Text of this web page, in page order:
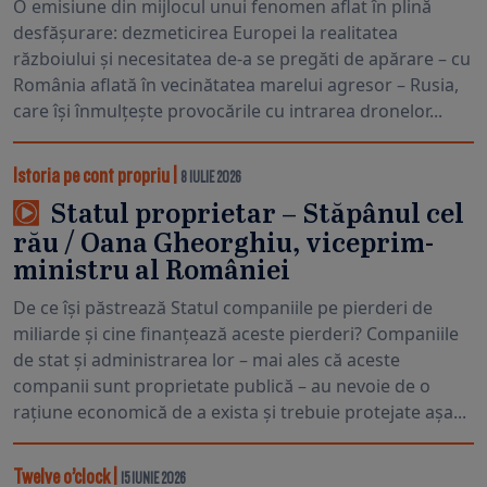
O emisiune din mijlocul unui fenomen aflat în plină
desfășurare: dezmeticirea Europei la realitatea
războiului și necesitatea de-a se pregăti de apărare – cu
România aflată în vecinătatea marelui agresor – Rusia,
care își înmulțește provocările cu intrarea dronelor...
Istoria pe cont propriu 8 IULIE 2026
Statul proprietar – Stăpânul cel
rău / Oana Gheorghiu, viceprim-
ministru al României
De ce își păstrează Statul companiile pe pierderi de
miliarde și cine finanțează aceste pierderi? Companiile
de stat și administrarea lor – mai ales că aceste
companii sunt proprietate publică – au nevoie de o
rațiune economică de a exista și trebuie protejate așa...
Twelve o’clock| 15 IUNIE 2026